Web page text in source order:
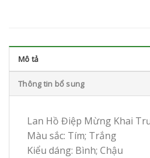
Mô tả
Thông tin bổ sung
Lan Hồ Điệp Mừng Khai
Màu sắc: Tím; Trắng
Kiểu dáng: Bình; Chậu